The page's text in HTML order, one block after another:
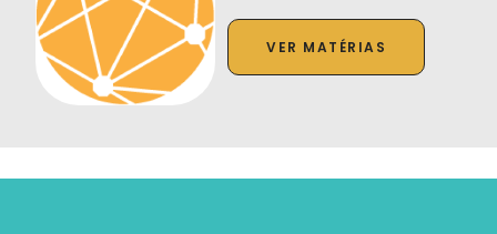
VER MATÉRIAS